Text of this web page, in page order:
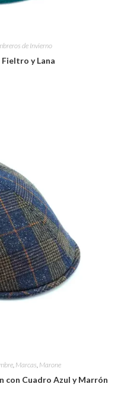
de Invierno
y Lana
, Marcas, Marone
con Cuadro Azul y Marrón